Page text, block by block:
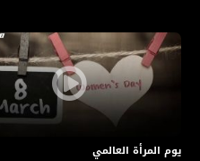
يوم المرأة العالمي